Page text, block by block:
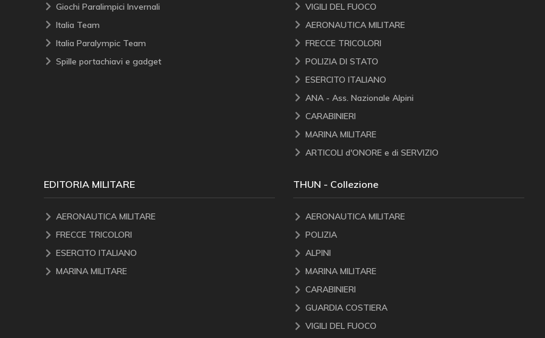
Giochi Paralimpici Invernali
Italia Team
Italia Paralympic Team
Spille portachiavi e gadget
VIGILI DEL FUOCO
AERONAUTICA MILITARE
FRECCE TRICOLORI
POLIZIA DI STATO
ESERCITO ITALIANO
ANA - Ass. Nazionale Alpini
CARABINIERI
MARINA MILITARE
ARTICOLI d'ONORE e di SERVIZIO
EDITORIA MILITARE
AERONAUTICA MILITARE
FRECCE TRICOLORI
ESERCITO ITALIANO
MARINA MILITARE
THUN - Collezione
AERONAUTICA MILITARE
POLIZIA
ALPINI
MARINA MILITARE
CARABINIERI
GUARDIA COSTIERA
VIGILI DEL FUOCO